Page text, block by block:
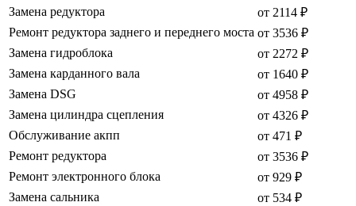
Замена редуктора
от 2114 ₽
Ремонт редуктора заднего и переднего моста от 3536 ₽
Замена гидроблока
от 2272 ₽
Замена карданного вала
от 1640 ₽
Замена DSG
от 4958 ₽
Замена цилиндра сцепления
от 4326 ₽
Обслуживание акпп
от 471 ₽
Ремонт редуктора
от 3536 ₽
Ремонт электронного блока
от 929 ₽
Замена сальника
от 534 ₽